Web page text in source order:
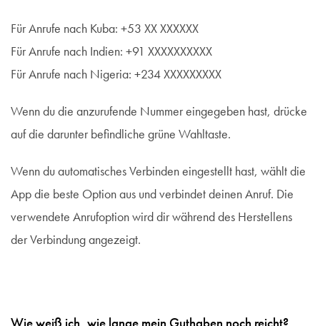
Für Anrufe nach Kuba: +53 XX XXXXXX
Für Anrufe nach Indien: +91 XXXXXXXXXX
Für Anrufe nach Nigeria: +234 XXXXXXXXX
Wenn du die anzurufende Nummer eingegeben hast, drücke
auf die darunter befindliche grüne Wahltaste.
Wenn du automatisches Verbinden eingestellt hast, wählt die
App die beste Option aus und verbindet deinen Anruf. Die
verwendete Anrufoption wird dir während des Herstellens
der Verbindung angezeigt.